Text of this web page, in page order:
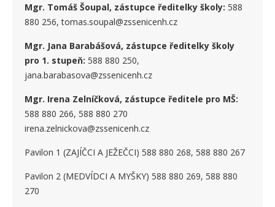
Mgr. Tomáš Šoupal, zástupce ředitelky školy: 588
880 256, tomas.soupal@zssenicenh.cz
Mgr. Jana Barabášová, zástupce ředitelky školy
pro 1. stupeň: 588 880 250,
jana.barabasova@zssenicenh.cz
Mgr. Irena Zelníčková, zástupce ředitele pro MŠ:
588 880 266, 588 880 270
irena.zelnickova@zssenicenh.cz
Pavilon 1 (ZAJÍČCI A JEŽEČCI) 588 880 268, 588 880 267
Pavilon 2 (MEDVÍDCI A MYŠKY) 588 880 269, 588 880
270